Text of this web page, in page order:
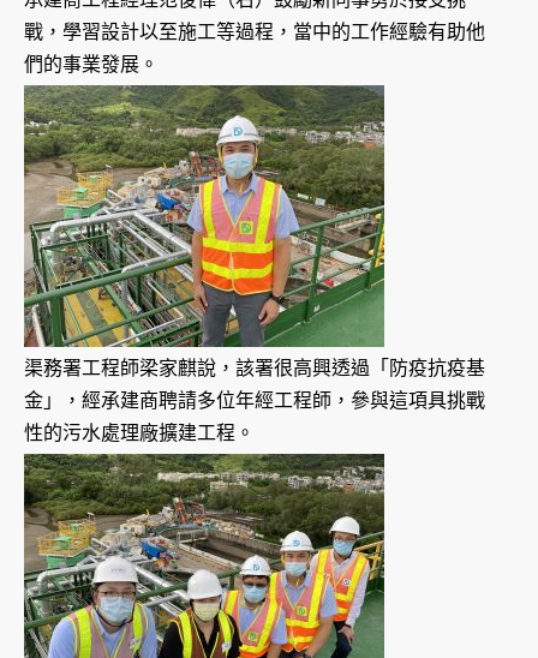
戰，學習設計以至施工等過程，當中的工作經驗有助他
們的事業發展。
渠務署工程師梁家麒說，該署很高興透過「防疫抗疫基
金」，經承建商聘請多位年經工程師，參與這項具挑戰
性的污水處理廠擴建工程。